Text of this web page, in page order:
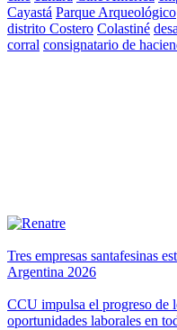
Cayastá Parque Arqueológico
distrito Costero Colastiné
corral consignatario de
Tres empresas santafesinas
Argentina 2026
CCU impulsa el progreso de
oportunidades laborales en